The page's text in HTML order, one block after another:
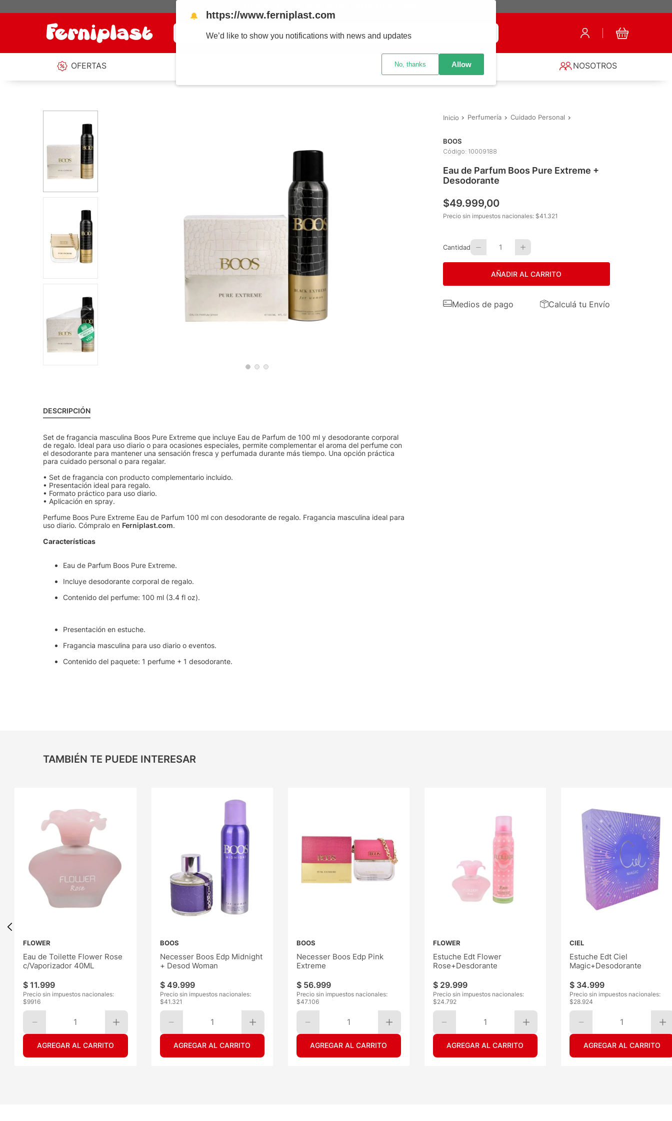
¿Qué estás buscando?
OFERTAS SUCURSALES NOSOTROS
DESCRIPCIÓN
Set de fragancia masculina Boos Pure Extreme que incluye Eau de Parfum de 100 ml y desodorante corporal
de regalo. Ideal para uso diario o para ocasiones especiales, permite complementar el aroma del perfume con
el desodorante para mantener una sensación fresca y perfumada durante más tiempo. Una opción práctica
para cuidado personal o para regalar.
• Set de fragancia con producto complementario incluido.
• Presentación ideal para regalo.
• Formato práctico para uso diario.
• Aplicación en spray.
Perfume Boos Pure Extreme Eau de Parfum 100 ml con desodorante de regalo. Fragancia masculina ideal para
uso diario. Cómpralo en Ferniplast.com.
Características
Eau de Parfum Boos Pure Extreme.
Incluye desodorante corporal de regalo.
Contenido del perfume: 100 ml (3.4 fl oz).
Presentación en estuche.
Fragancia masculina para uso diario o eventos.
Contenido del paquete: 1 perfume + 1 desodorante.
Perfumería Cuidado Personal
BOOS
Código: 10009188
Eau de Parfum Boos Pure Extreme +
Desodorante
$49.999,00
Precio sin impuestos nacionales: $41.321
Cantidad 1
AÑADIR AL CARRITO
Medios de pago Calculá tu Envío
TAMBIÉN TE PUEDE INTERESAR
FLOWER
Eau de Toilette Flower Rose
c/Vaporizador 40ML
$ 11.999
Precio sin impuestos nacionales:
$9916
1
AGREGAR AL CARRITO
BOOS
Necesser Boos Edp Midnight
+ Desod Woman
$ 49.999
Precio sin impuestos nacionales:
$41.321
1
AGREGAR AL CARRITO
BOOS
Necesser Boos Edp Pink
Extreme
$ 56.999
Precio sin impuestos nacionales:
$47.106
1
AGREGAR AL CARRITO
FLOWER
Estuche Edt Flower
Rose+Desdorante
$ 29.999
Precio sin impuestos nacionales:
$24.792
1
AGREGAR AL CARRITO
CIEL
Estuche Edt Ciel
Magic+Desodorante
$ 34.999
Precio sin impuestos nacionales:
$28.924
1
AGREGAR AL CARRITO
🔔 https://www.ferniplast.com
We’d like to show you notifications with news and updates
No, thanks Allow